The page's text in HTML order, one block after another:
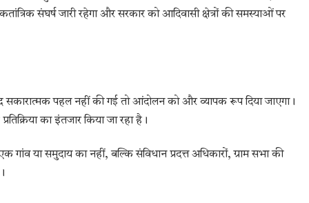
संघर्ष जारी रहेगा और सरकार को आदिवासी क्षेत्रों की समस्याओं पर
सकारात्मक पहल नहीं की गई तो आंदोलन को और व्यापक रूप दिया जाएगा।
का इंतजार किया जा रहा है।
या समुदाय का नहीं, बल्कि संविधान प्रदत्त अधिकारों, ग्राम सभा की